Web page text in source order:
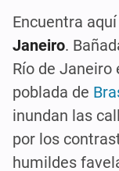
Encuentra
Janeiro.
Río de Janeiro
poblada de
inundan las
por los
humildes